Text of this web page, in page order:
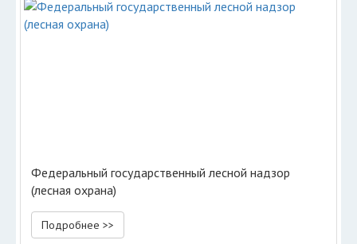
Федеральный государственный лесной надзор
(лесная охрана)
Подробнее >>